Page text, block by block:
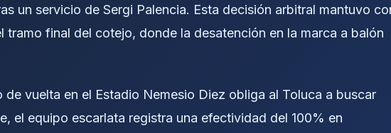
un servicio de Sergi Palencia. Esta decisión arbitral mantuvo
tramo final del cotejo, donde la desatención en la marca a balón
vuelta en el Estadio Nemesio Diez obliga al Toluca a buscar
el equipo escarlata registra una efectividad del 100% en